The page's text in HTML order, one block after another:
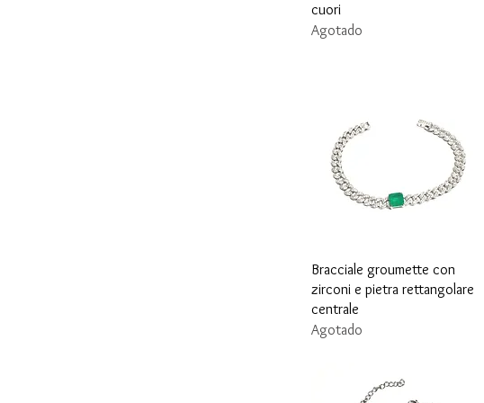
cuori
Agotado
Vista rápida
Bracciale groumette con
zirconi e pietra rettangolare
centrale
Agotado